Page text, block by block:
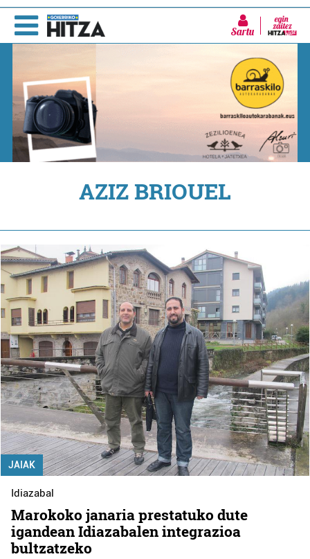
Sartu
AZIZ BRIOUEL
JAIAK
Idiazabal
Marokoko janaria prestatuko dute
igandean Idiazabalen integrazioa
bultzatzeko